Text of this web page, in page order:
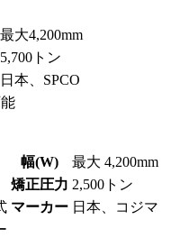
最大4,200mm
5,700トン
日本、SPCO
幅(W)
最大 4,200mm
矯正圧力 2,500トン
マーカー 日本、コジマ